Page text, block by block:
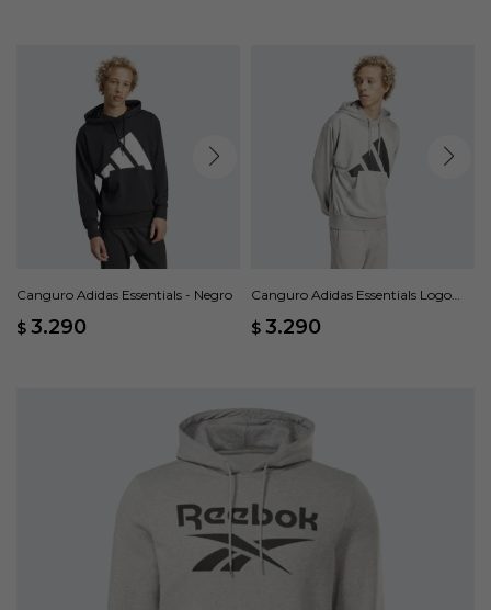
Canguro Adidas Essentials - Negro
$ 3.290
Canguro Adidas Essentials Logo
$ 3.290